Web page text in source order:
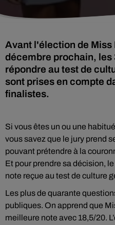
Avant l'élection de Miss
décembre prochain, les
répondre au test de
sont prises en compte
finalistes.
Si vous êtes un ou une
vous savez que le jury prend
pouvant prétendre à la
Et pour prendre sa décision,
note reçue au test de culture
Les plus de quarante
publiques. On apprend que
meilleure note avec 18,5/20.